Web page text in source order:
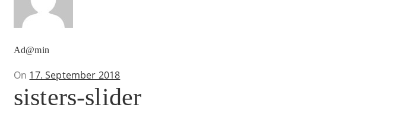
Ad@min
On Posted
17. September 2018
sisters-slider